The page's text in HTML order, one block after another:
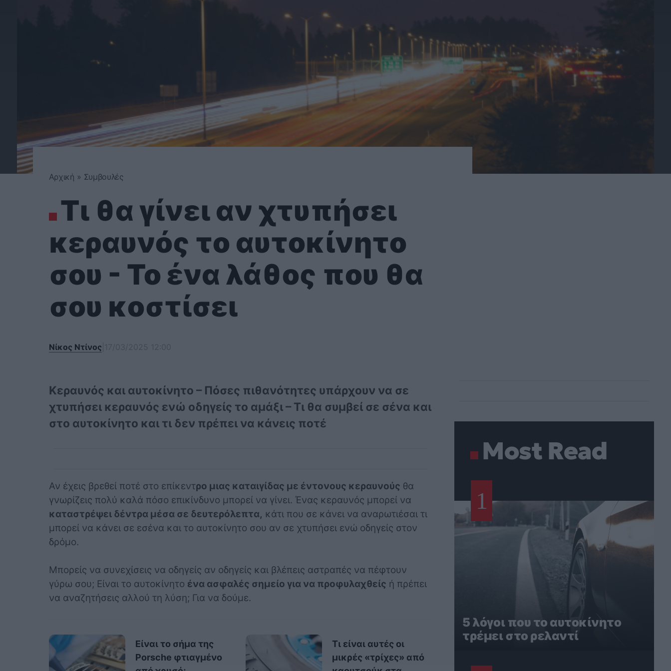
Αρχική » Συμβουλές
Τι θα γίνει αν χτυπήσει
κεραυνός το αυτοκίνητο
σου - Το ένα λάθος που θα
σου κοστίσει
Νίκος Ντίνος
Κεραυνός και αυτοκίνητο – Πόσες πιθανότητες υπάρχουν να σε
χτυπήσει κεραυνός ενώ οδηγείς το αμάξι – Τι θα συμβεί σε σένα και
στο αυτοκίνητο και τι δεν πρέπει να κάνεις ποτέ
Αν έχεις βρεθεί ποτέ στο επίκεντρo μιας καταιγίδας με έντονους κεραυνούς θα
γνωρίζεις πολύ καλά πόσο επικίνδυνο μπορεί να γίνει. Ένας κεραυνός μπορεί να
καταστρέψει δέντρα μέσα σε δευτερόλεπτα, κάτι που σε κάνει να αναρωτιέσαι τι
μπορεί να κάνει σε εσένα και το αυτοκίνητο σου αν σε χτυπήσει ενώ οδηγείς στον
δρόμο.
Μπορείς να συνεχίσεις να οδηγείς αν οδηγείς και βλέπεις αστραπές να πέφτουν
γύρω σου; Είναι το αυτοκίνητο ένα ασφαλές σημείο για να προφυλαχθείς ή πρέπει
να αναζητήσεις αλλού τη λύση; Για να δούμε.
Είναι το σήμα της
Porsche φτιαγμένο
Τι είναι αυτές οι
μικρές «τρίχες» από
Most Read
1
5 λόγοι που το αυτοκίνητο
τρέμει στο ρελαντί